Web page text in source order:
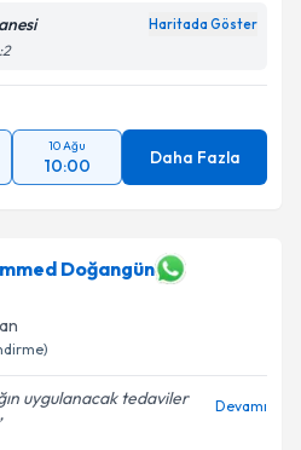
Haritada Göster
10 Ağu
10:00 Daha Fazla
Doğangün
uygulanacak tedaviler
Devamı